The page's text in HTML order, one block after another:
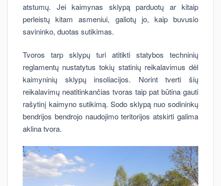
atstumų. Jei kaimynas sklypą parduotų ar kitaip
perleistų kitam asmeniui, galiotų jo, kaip buvusio
savininko, duotas sutikimas.
Tvoros tarp sklypų turi atitikti statybos techninių
reglamentų nustatytus tokių statinių reikalavimus dėl
kaimyninių sklypų insoliacijos. Norint tverti šių
reikalavimų neatitinkančias tvoras taip pat būtina gauti
rašytinį kaimyno sutikimą. Sodo sklypą nuo sodininkų
bendrijos bendrojo naudojimo teritorijos atskirti galima
aklina tvora.